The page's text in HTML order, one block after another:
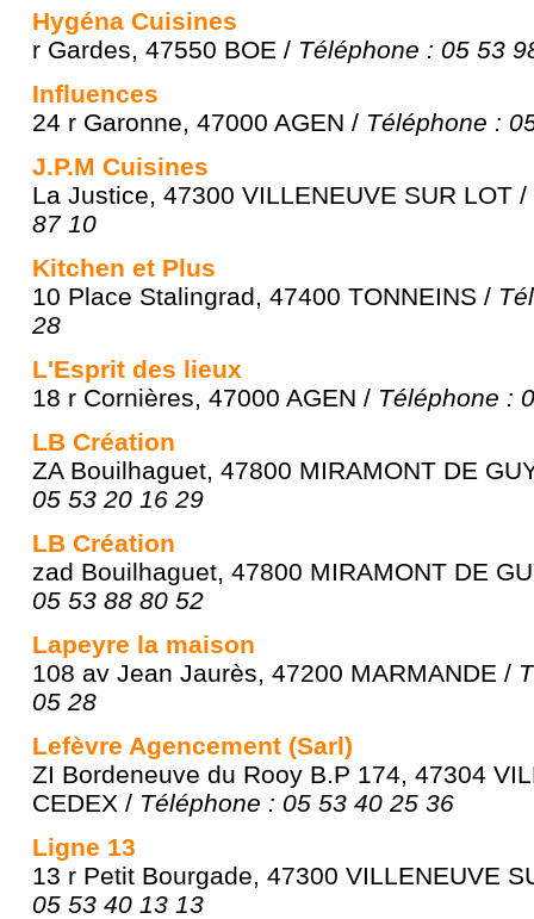
Hygéna Cuisines
r Gardes, 47550 BOE / Téléphone : 05 53
Influences
24 r Garonne, 47000 AGEN / Téléphone :
J.P.M Cuisines
La Justice, 47300 VILLENEUVE SUR LOT /
87 10
Kitchen et Plus
10 Place Stalingrad, 47400 TONNEINS /
28
L'Esprit des lieux
18 r Cornières, 47000 AGEN / Téléphone :
LB Création
ZA Bouilhaguet, 47800 MIRAMONT DE
05 53 20 16 29
LB Création
zad Bouilhaguet, 47800 MIRAMONT DE
05 53 88 80 52
Lapeyre la maison
108 av Jean Jaurès, 47200 MARMANDE /
05 28
Lefèvre Agencement (Sarl)
ZI Bordeneuve du Rooy B.P 174, 47304
CEDEX / Téléphone : 05 53 40 25 36
Ligne 13
13 r Petit Bourgade, 47300 VILLENEUVE
05 53 40 13 13